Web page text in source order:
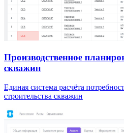
Производственное
скважин
Единая система расчёта
строительства скважин